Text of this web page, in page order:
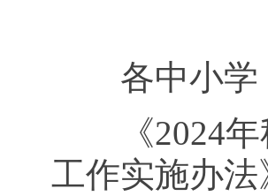
各中小学
《2024年
工作实施办